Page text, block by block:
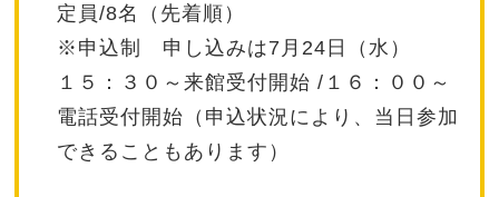
定員/8名（先着順）
※申込制 申し込みは7月24日（水）
１５：３０～来館受付開始 /１６：００～
電話受付開始（申込状況により、当日参加
できることもあります）